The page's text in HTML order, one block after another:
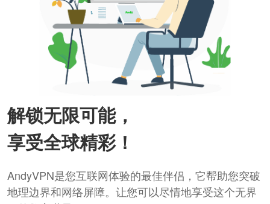
解锁无限可能，
享受全球精彩！
AndyVPN是您互联网体验的最佳伴侣，它帮助您突破
地理边界和网络屏障。让您可以尽情地享受这个无界